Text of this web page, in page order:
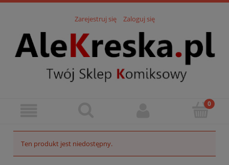
Zarejestruj się Zaloguj się
Ten produkt jest niedostępny.